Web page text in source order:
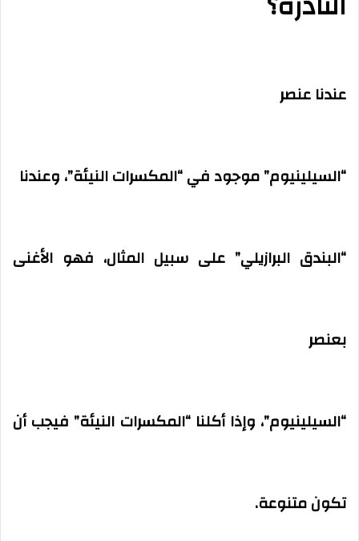
عندنا عنصر
“السيلينيوم” موجود في “المكسرات النيئة”، وعندنا
“البندق البرازيلي” على سبيل المثال، فهو الأغنى
بعنصر
“السيلينيوم”، وإذا أكلنا “المكسرات النيئة” فيجب أن
تكون متنوعة.